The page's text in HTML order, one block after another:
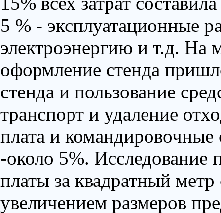
5 % - эксплуатационные
электроэнергию и т.д. На
оформление стенда
стенда и пользование
транспорт и удаление
плата и командировочные
-около 5%. Исследование
платы за квадратный метр
увеличением размеров